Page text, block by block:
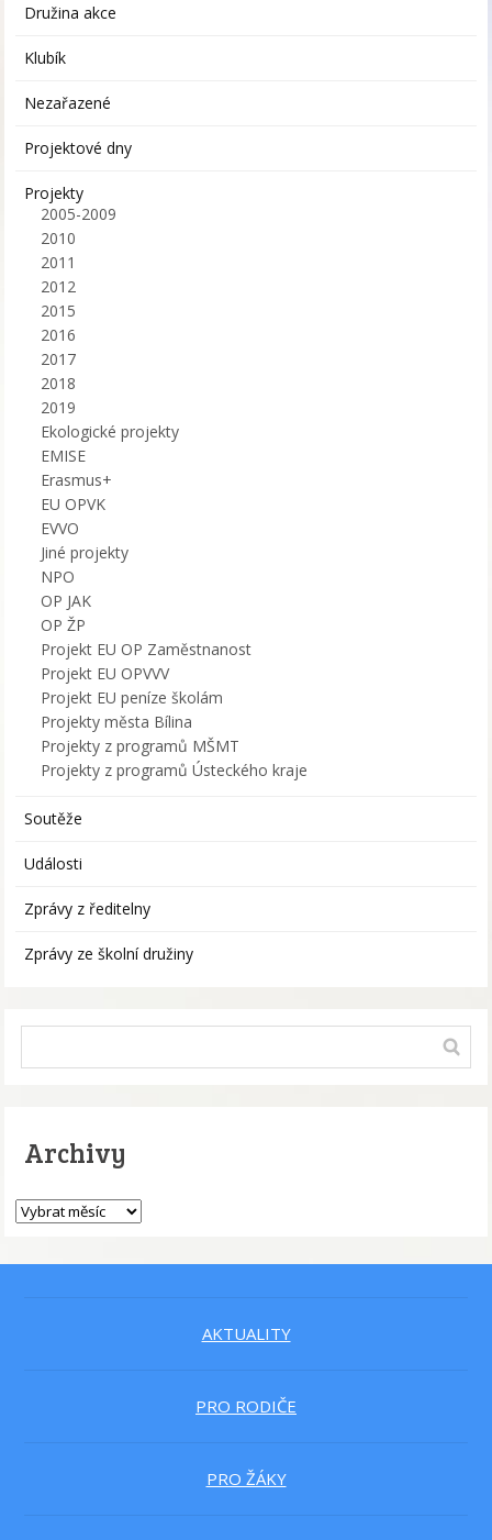
Družina akce
Klubík
Nezařazené
Projektové dny
Projekty
2005-2009
2010
2011
2012
2015
2016
2017
2018
2019
Ekologické projekty
EMISE
Erasmus+
EU OPVK
EVVO
Jiné projekty
NPO
OP JAK
OP ŽP
Projekt EU OP Zaměstnanost
Projekt EU OPVVV
Projekt EU peníze školám
Projekty města Bílina
Projekty z programů MŠMT
Projekty z programů Ústeckého kraje
Soutěže
Události
Zprávy z ředitelny
Zprávy ze školní družiny
Archivy
AKTUALITY
PRO RODIČE
PRO ŽÁKY